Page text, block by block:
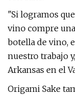
"Si logramos
vino compre
botella de vino,
nuestro trabajo
Arkansas en el
Origami Sake